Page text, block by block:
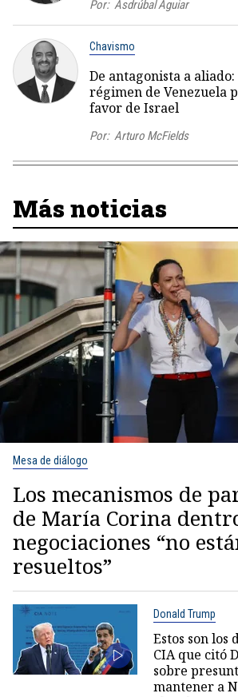
Por: Asdrúbal Aguiar
Chavismo
De antagonista a
régimen de Venezuela
favor de Israel
Por: Arturo McFields
Más noticias
Mesa de diálogo
Los mecanismos de
de María Corina
negociaciones “no
resueltos”
Donald Trump
Estos son los
CIA que citó
sobre
mantener a